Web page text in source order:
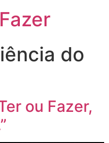
do
ou Fazer,